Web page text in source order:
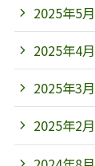
2025年5月
2025年4月
2025年3月
2025年2月